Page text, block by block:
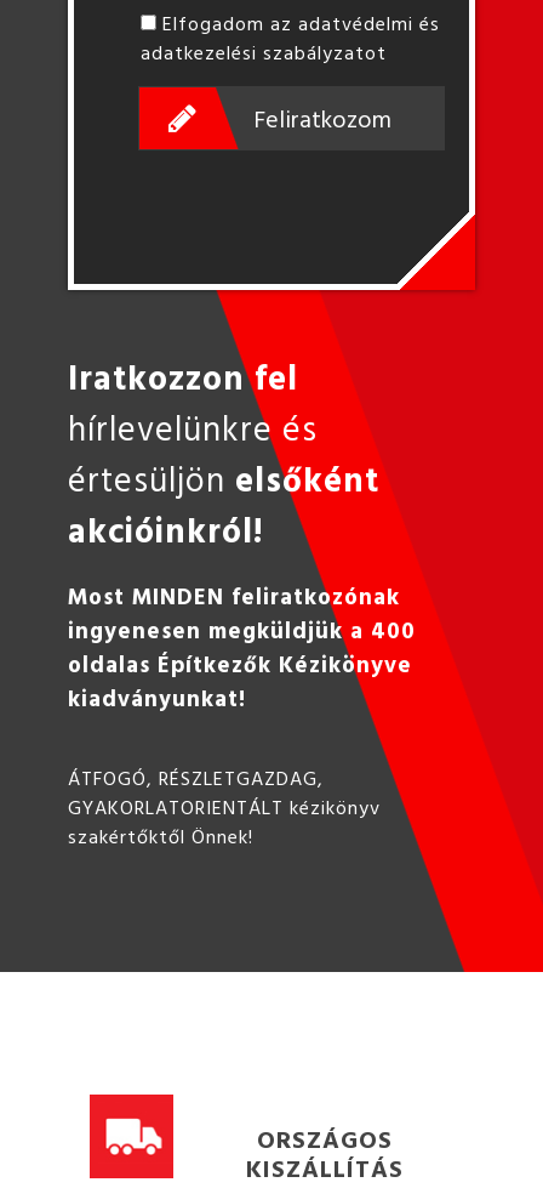
Elfogadom az adatvédelmi és
adatkezelési szabályzatot
Feliratkozom
Iratkozzon fel
hírlevelünkre és
értesüljön elsőként
akcióinkról!
Most MINDEN feliratkozónak
ingyenesen megküldjük a 400
oldalas Építkezők Kézikönyve
kiadványunkat!
ÁTFOGÓ, RÉSZLETGAZDAG,
GYAKORLATORIENTÁLT kézikönyv
szakértőktől Önnek!
ORSZÁGOS
KISZÁLLÍTÁS